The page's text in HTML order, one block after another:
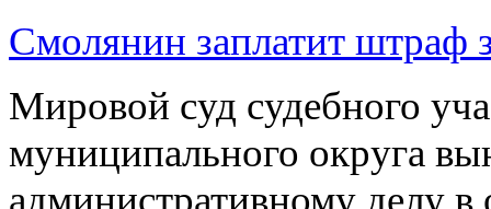
Смолянин заплатит штраф
Мировой суд судебного
муниципального округа
административному делу